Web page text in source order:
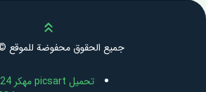
Scroll up
جميع الحقوق محفوضة للموقع ©
تحميل picsart مهكر 2024